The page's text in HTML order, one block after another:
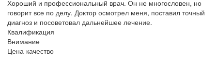
Хороший и профессиональный врач. Он не многословен, но
говорит все по делу. Доктор осмотрел меня, поставил точный
диагноз и посоветовал дальнейшее лечение.
Квалификация
Внимание
Цена-качество